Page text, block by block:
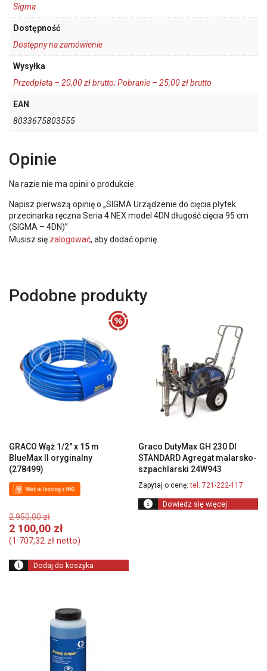
Sigma
Dostępność
Dostępny na zamówienie
Wysyłka
Przedpłata – 20,00 zł brutto; Pobranie – 25,00 zł brutto
EAN
8033675803555
Opinie
Na razie nie ma opinii o produkcie.
Napisz pierwszą opinię o „SIGMA Urządzenie do cięcia płytek
przecinarka ręczna Seria 4 NEX model 4DN długość cięcia 95 cm
(SIGMA – 4DN)”
Musisz się zalogować, aby dodać opinię.
Podobne produkty
GRACO Wąż 1/2″ x 15 m
BlueMax II oryginalny
(278499)
2 950,00złPierwotna
cena
wynosiła:
950,00 zł.
2 100,00 zł
2
100,00 zł.
(1 707,32 zł netto)
Dodaj do koszyka
Graco DutyMax GH 230 DI
STANDARD Agregat malarsko-
szpachlarski 24W943
Zapytaj o cenę: tel. 721-222-117
Dowiedz się więcej